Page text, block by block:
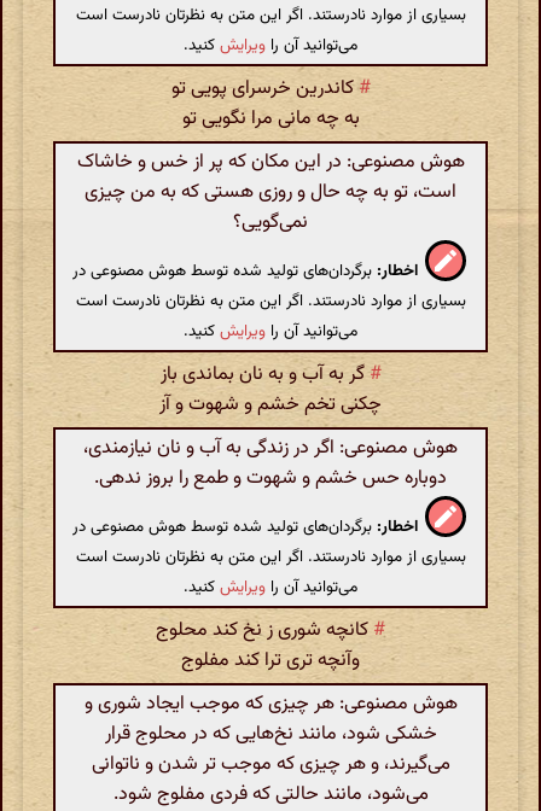
بسیاری از موارد نادرستند. اگر این متن به نظرتان نادرست است
می‌توانید آن را ویرایشکنید.
#کاندرین خرسرای پویی تو
به چه مانی مرا نگویی تو
هوش مصنوعی: در این مکان که پر از خس و خاشاک
است، تو به چه حال و روزی هستی که به من چیزی
نمی‌گویی؟
اخطار: برگردان‌های تولید شده توسط هوش مصنوعی در
بسیاری از موارد نادرستند. اگر این متن به نظرتان نادرست است
می‌توانید آن را ویرایشکنید.
#گر به آب و به نان بماندی باز
چکنی تخم خشم و شهوت و آز
هوش مصنوعی: اگر در زندگی به آب و نان نیازمندی،
دوباره حس خشم و شهوت و طمع را بروز ندهی.
اخطار: برگردان‌های تولید شده توسط هوش مصنوعی در
بسیاری از موارد نادرستند. اگر این متن به نظرتان نادرست است
می‌توانید آن را ویرایشکنید.
# کانچه شوری ز نخ کند محلوج
وآنچه تری ترا کند مفلوج
هوش مصنوعی: هر چیزی که موجب ایجاد شوری و
خشکی شود، مانند نخ‌هایی که در محلوج قرار
می‌گیرند، و هر چیزی که موجب تر شدن و ناتوانی
می‌شود، مانند حالتی که فردی مفلوج شود.